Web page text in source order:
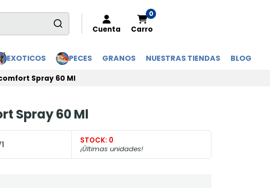
Cuenta
0
Carro
EXOTICOS PECES GRANOS NUESTRAS TIENDAS BLOG
Spray 60 Ml
Spray 60 Ml
STOCK: 0
¡Últimas unidades!